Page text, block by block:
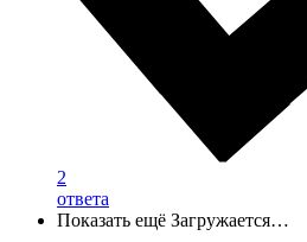
2
ответа
Показать ещё Загружается…